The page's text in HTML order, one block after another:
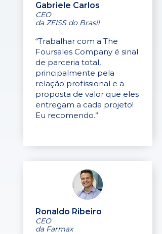
Gabriele Carlos
CEO
da ZEISS do Brasil
“Trabalhar com a The
Foursales Company é sinal
de parceria total,
principalmente pela
relação profissional e a
proposta de valor que eles
entregam a cada projeto!
Eu recomendo.”
Ronaldo Ribeiro
CEO
da Farmax